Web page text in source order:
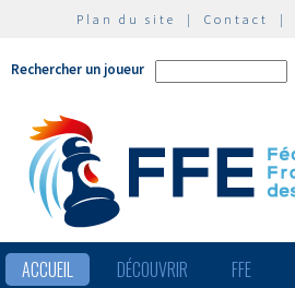
Plan du site | Contact |
Rechercher un joueur
ACCUEIL DÉCOUVRIR FFE